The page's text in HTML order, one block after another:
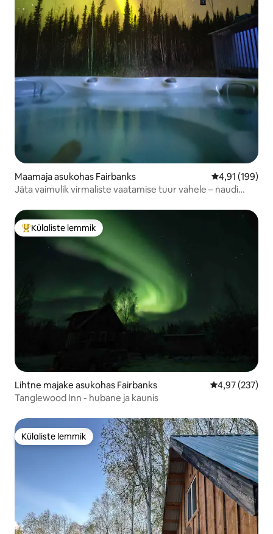
Maamaja asukohas Fairbanks Keskmine
4,91 (199)
Jäta vaimulik virmaliste vaatamise tuur vahele – naudi
Külaliste suur lemmik
Külaliste lemmik
Lihtne majake asukohas Fairbanks Keskmine
4,97 (237)
Tanglewood Inn - hubane ja kaunis
Külaliste lemmik
Külaliste lemmik